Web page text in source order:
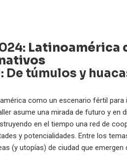
Latinoamérica
De túmulos y
como un escenario fértil
asume una mirada de futuro y
en el tiempo una red de
y potencialidades. Entre los
(y utopías) de ciudad que